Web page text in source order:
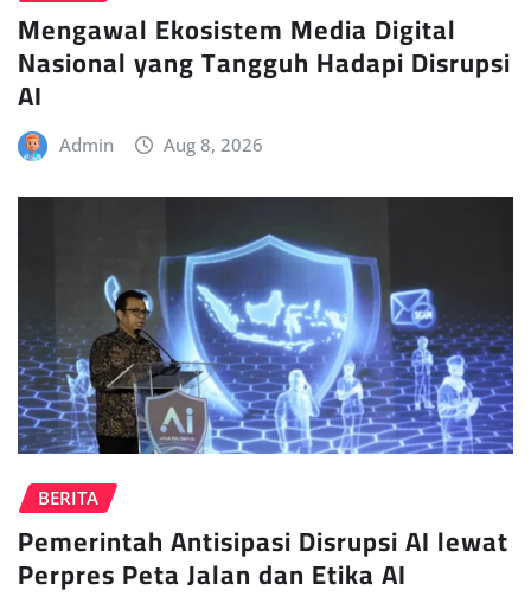
Mengawal Ekosistem Media Digital
Nasional yang Tangguh Hadapi Disrupsi
AI
Admin Aug 8, 2026
BERITA
Pemerintah Antisipasi Disrupsi AI lewat
Perpres Peta Jalan dan Etika AI